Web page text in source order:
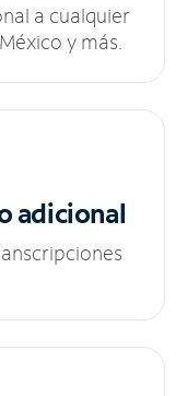
a cualquier
y más.
adicional